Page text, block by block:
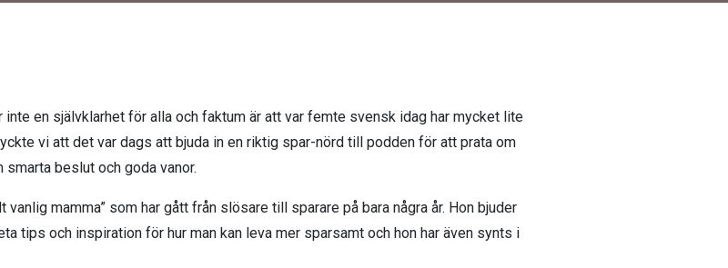
inte en självklarhet för alla och faktum är att var femte svensk idag har mycket lite
vi att det var dags att bjuda in en riktig spar-nörd till podden för att prata om
beslut och goda vanor.
mamma” som har gått från slösare till sparare på bara några år. Hon bjuder
tips och inspiration för hur man kan leva mer sparsamt och hon har även synts i